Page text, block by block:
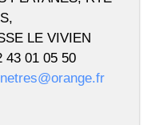
LE VIVIEN
43 01 05 50